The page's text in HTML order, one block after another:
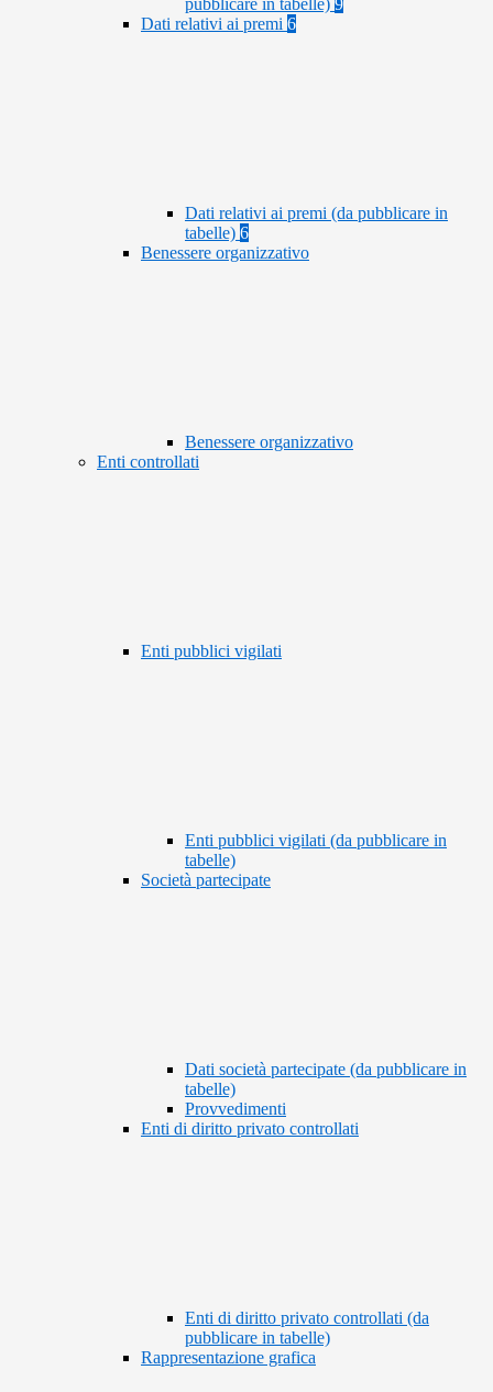
pubblicare in tabelle) 9
Dati relativi ai premi 6
Dati relativi ai premi (da pubblicare in
tabelle) 6
Benessere organizzativo
Benessere organizzativo
Enti controllati
Enti pubblici vigilati
Enti pubblici vigilati (da pubblicare in
tabelle)
Società partecipate
Dati società partecipate (da pubblicare in
tabelle)
Provvedimenti
Enti di diritto privato controllati
Enti di diritto privato controllati (da
pubblicare in tabelle)
Rappresentazione grafica